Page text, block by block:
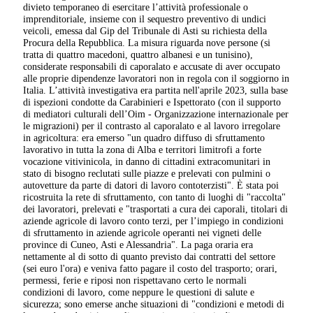
divieto temporaneo di esercitare l’attività professionale o
imprenditoriale, insieme con il sequestro preventivo di undici
veicoli, emessa dal Gip del Tribunale di Asti su richiesta della
Procura della Repubblica. La misura riguarda nove persone (si
tratta di quattro macedoni, quattro albanesi e un tunisino),
considerate responsabili di caporalato e accusate di aver occupato
alle proprie dipendenze lavoratori non in regola con il soggiorno in
Italia. L’attività investigativa era partita nell'aprile 2023, sulla base
di ispezioni condotte da Carabinieri e Ispettorato (con il supporto
di mediatori culturali dell’Oim - Organizzazione internazionale per
le migrazioni) per il contrasto al caporalato e al lavoro irregolare
in agricoltura: era emerso "un quadro diffuso di sfruttamento
lavorativo in tutta la zona di Alba e territori limitrofi a forte
vocazione vitivinicola, in danno di cittadini extracomunitari in
stato di bisogno reclutati sulle piazze e prelevati con pulmini o
autovetture da parte di datori di lavoro contoterzisti". È stata poi
ricostruita la rete di sfruttamento, con tanto di luoghi di "raccolta"
dei lavoratori, prelevati e "trasportati a cura dei caporali, titolari di
aziende agricole di lavoro conto terzi, per l’impiego in condizioni
di sfruttamento in aziende agricole operanti nei vigneti delle
province di Cuneo, Asti e Alessandria". La paga oraria era
nettamente al di sotto di quanto previsto dai contratti del settore
(sei euro l'ora) e veniva fatto pagare il costo del trasporto; orari,
permessi, ferie e riposi non rispettavano certo le normali
condizioni di lavoro, come neppure le questioni di salute e
sicurezza; sono emerse anche situazioni di "condizioni e metodi di